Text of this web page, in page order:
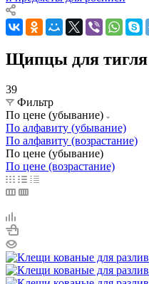
Щипцы для тигля
39
Фильтр
По цене (убывание)
По алфавиту (убывание)
По алфавиту (возрастание)
По цене (убывание)
По цене (возрастание)